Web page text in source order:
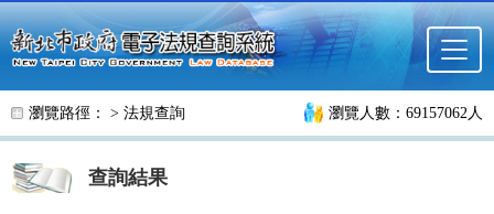
跳至主要內容
瀏覽路徑： > 法規查詢 瀏覽人數：69157062人
查詢結果